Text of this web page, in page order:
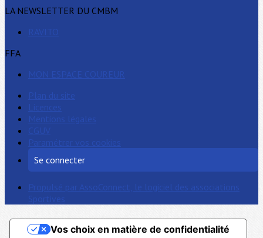
LA NEWSLETTER DU CMBM
RAVITO
FFA
MON ESPACE COUREUR
Plan du site
Licences
Mentions légales
CGUV
Paramétrer vos cookies
Se connecter
Propulsé par AssoConnect, le logiciel des associations
Sportives
Vos choix en matière de confidentialité